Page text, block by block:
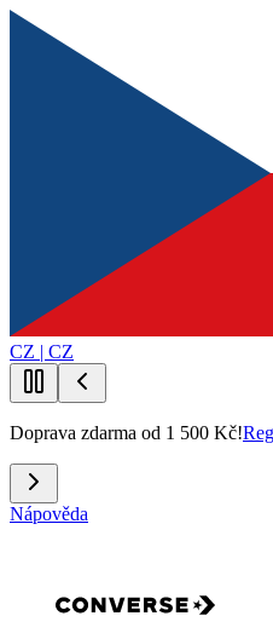
CZ | CZ
Doprava zdarma od 1 500 Kč!
Nápověda